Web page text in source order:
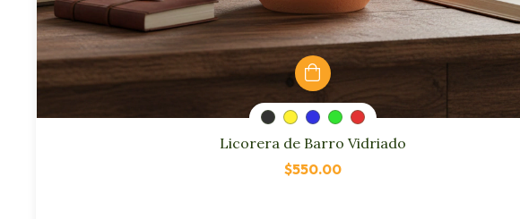
Licorera de Barro Vidriado
$550.00